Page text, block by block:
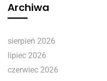
Archiwa
sierpień 2026
lipiec 2026
czerwiec 2026